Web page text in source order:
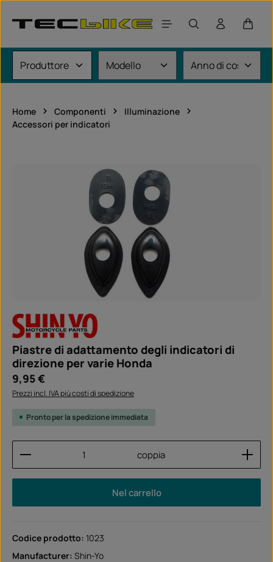
Il
Home Componenti
Illuminazione
Accessori per indicatori
Salta la galleria di immagini
Piastre di adattamento degli indicatori di
direzione per varie Honda
Prezzo normale:
9,95 €
Prezzi incl. IVA più costi di spedizione
Pronto per la spedizione immediata
Quantità del prodotto: inserisci la quantità
coppia
Nel carrello
Codice prodotto: 1023
Manufacturer: Shin-Yo